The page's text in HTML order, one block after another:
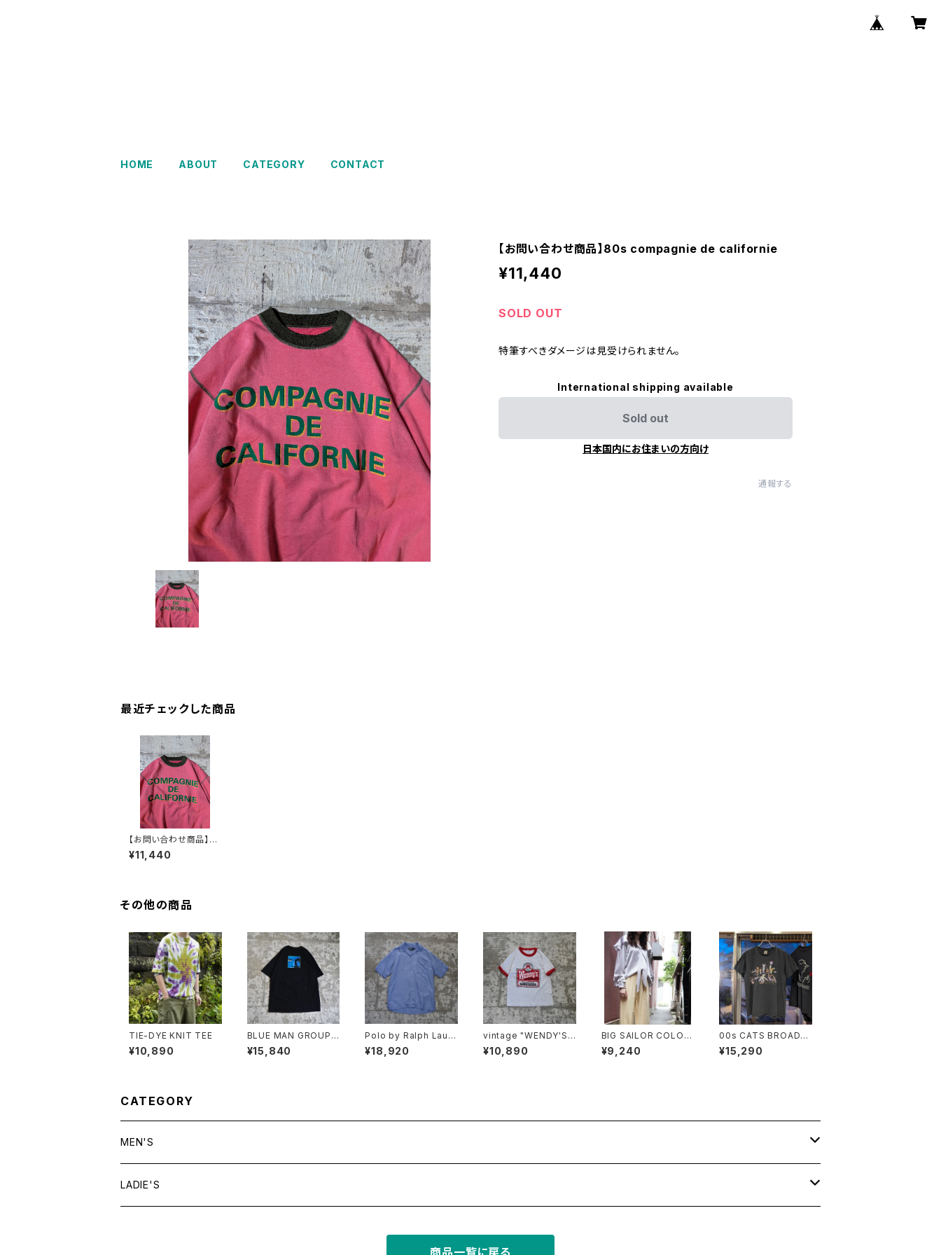
HOME ABOUT CATEGORY CONTACT
【お問い合わせ商品】80s compagnie de californie
¥11,440
SOLD OUT
特筆すべきダメージは見受けられません。
International shipping available
Sold out
日本国内にお住まいの方向け
通報する
最近チェックした商品
【お問い合わせ商品】80
s compagnie de cal
ifornie
¥11,440
その他の商品
TIE-DYE KNIT TEE
¥10,890
BLUE MAN GROUP
T-SHIRT
¥15,840
Polo by Ralph Laure
n Open Collar Shirt
"CALDWELL"
¥18,920
vintage "WENDY'S"
ringer tee
¥10,890
BIG SAILOR COLOR
BLOUSE
¥9,240
00s CATS BROADW
AY MUSICAL TEE
¥15,290
CATEGORY
MEN'S
tops
LADIE'S
商品一覧に戻る